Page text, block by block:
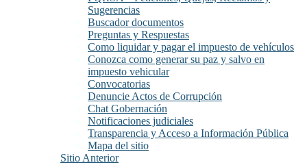
Sugerencias
Buscador documentos
Preguntas y Respuestas
Como liquidar y pagar el impuesto de vehículos
Conozca como generar su paz y salvo en
impuesto vehicular
Convocatorias
Denuncie Actos de Corrupción
Chat Gobernación
Notificaciones judiciales
Transparencia y Acceso a Información Pública
Mapa del sitio
Sitio Anterior